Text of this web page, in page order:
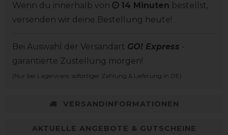
Wenn du innerhalb von 14 Minuten bestellst,
versenden wir deine Bestellung heute!
Bei Auswahl der Versandart GO! Express -
garantierte Zustellung morgen!
(Nur bei Lagerware, sofortiger Zahlung & Lieferung in DE)
VERSANDINFORMATIONEN
AKTUELLE ANGEBOTE & GUTSCHEINE